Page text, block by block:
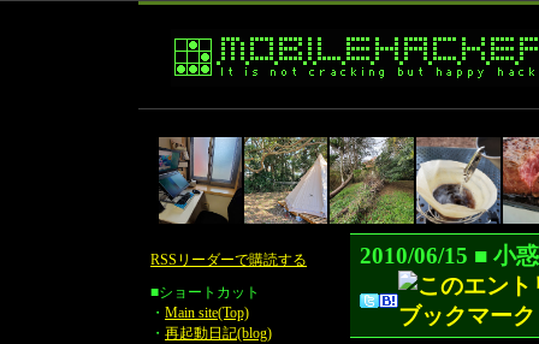
2010/06/15 ■ 小
RSSリーダーで購読する
■ショートカット
・ Main site(Top)
・ 再起動日記(blog)